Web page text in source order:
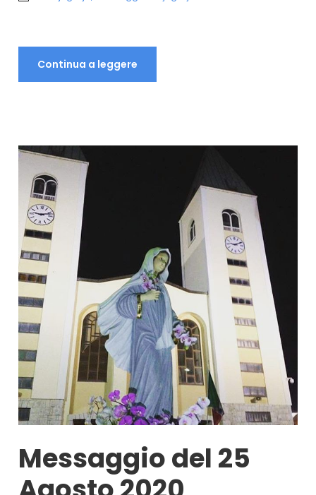
Continua a leggere
Messaggio del 25